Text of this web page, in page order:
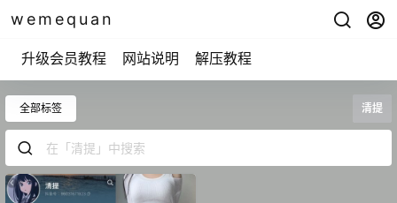
wemequan
升级会员教程 网站说明 解压教程
全部标签 清提